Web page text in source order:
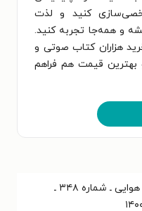
کنید و لذت
و همه‌جا تجربه کنید.
هزاران کتاب صوتی و
بهترین قیمت هم فراهم
ماهنامه صنایع هوایی ـ‌ شماره ۳۴۸ ـ